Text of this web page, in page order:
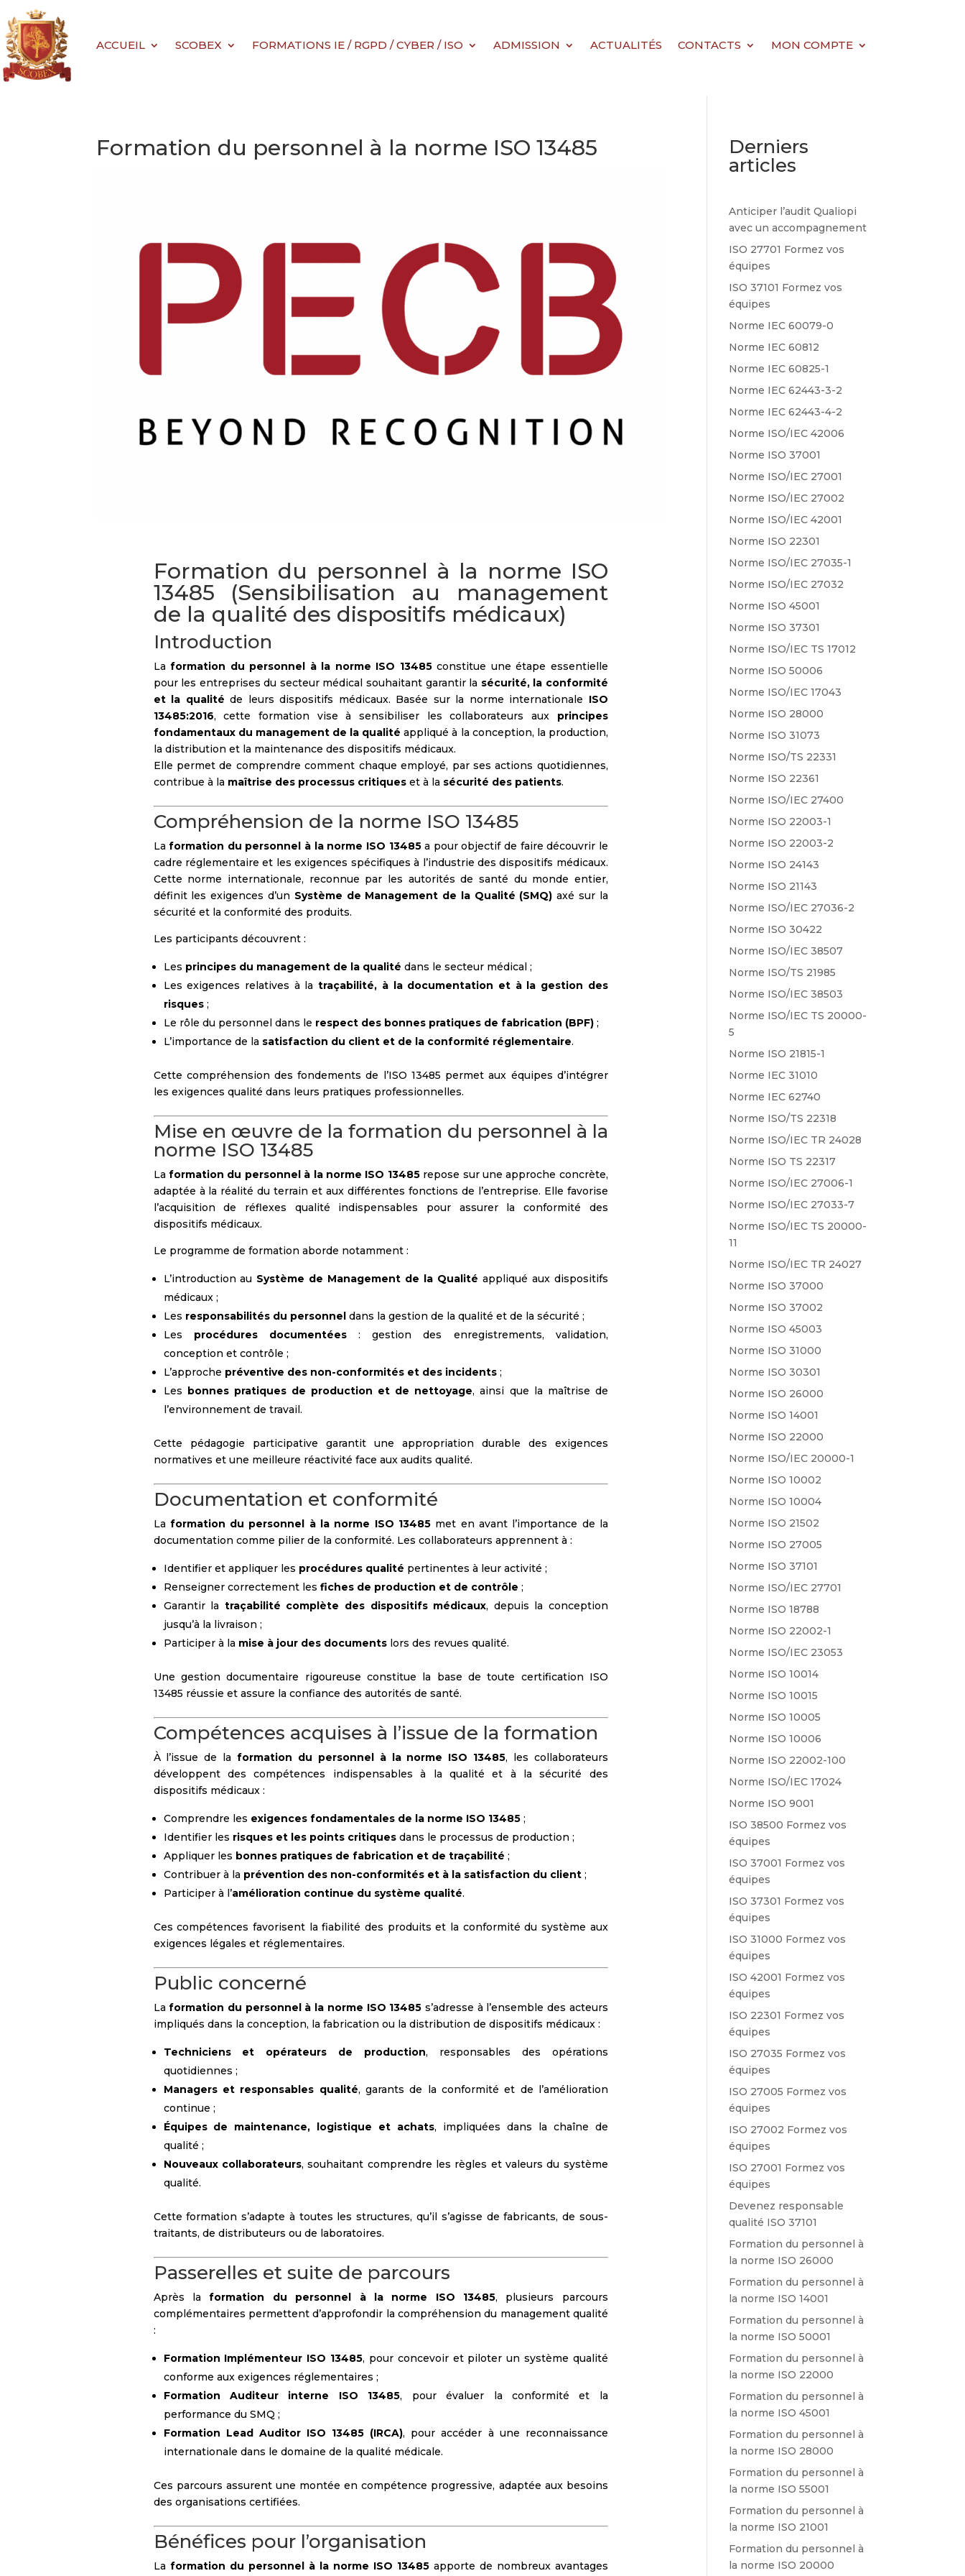
ACCUEIL SCOBEX FORMATIONS IE / RGPD / CYBER / ISO ADMISSION ACTUALITÉS CONTACTS MON COMPTE
Formation du personnel à la norme ISO 13485
Formation du personnel à la norme ISO
13485 (Sensibilisation au management
de la qualité des dispositifs médicaux)
Introduction
Laformation du personnel à la norme ISO 13485constitue une étape essentielle
pour les entreprises du secteur médical souhaitant garantir la sécurité, la conformité
et la qualité de leurs dispositifs médicaux. Basée sur la norme internationale ISO
13485:2016, cette formation vise à sensibiliser les collaborateurs aux principes
fondamentaux du management de la qualité appliqué à la conception, la production,
la distribution et la maintenance des dispositifs médicaux.
Elle permet de comprendre comment chaque employé, par ses actions quotidiennes,
contribue à la maîtrise des processus critiqueset à la sécurité des patients.
Compréhension de la norme ISO 13485
Laformation du personnel à la norme ISO 13485a pour objectif de faire découvrir le
cadre réglementaire et les exigences spécifiques à l’industrie des dispositifs médicaux.
Cette norme internationale, reconnue par les autorités de santé du monde entier,
définit les exigences d’un Système de Management de la Qualité (SMQ) axé sur la
sécurité et la conformité des produits.
Les participants découvrent :
Les principes du management de la qualité dans le secteur médical ;
Les exigences relatives à latraçabilité, à la documentation et à la gestion des
risques;
Le rôle du personnel dans le respect des bonnes pratiques de fabrication (BPF);
L’importance de la satisfaction du client et de la conformité réglementaire.
Cette compréhension des fondements de l’ISO 13485 permet aux équipes d’intégrer
les exigences qualité dans leurs pratiques professionnelles.
Mise en œuvre de la formation du personnel à la
norme ISO 13485
La formation du personnel à la norme ISO 13485repose sur une approche concrète,
adaptée à la réalité du terrain et aux différentes fonctions de l’entreprise. Elle favorise
l’acquisition de réflexes qualité indispensables pour assurer la conformité des
dispositifs médicaux.
Le programme de formation aborde notamment :
L’introduction au Système de Management de la Qualité appliqué aux dispositifs
médicaux ;
Les responsabilités du personnel dans la gestion de la qualité et de la sécurité ;
Les procédures documentées: gestion des enregistrements, validation,
conception et contrôle ;
L’approche préventive des non-conformités et des incidents;
Les
bonnes pratiques de production et de nettoyage, ainsi que la maîtrise de
l’environnement de travail.
Cette pédagogie participative garantit une appropriation durable des exigences
normatives et une meilleure réactivité face aux audits qualité.
Documentation et conformité
La formation du personnel à la norme ISO 13485 met en avant l’importance de la
documentation comme pilier de la conformité. Les collaborateurs apprennent à :
Identifier et appliquer les procédures qualité pertinentes à leur activité ;
Renseigner correctement les fiches de production et de contrôle ;
Garantir la traçabilité complète des dispositifs médicaux, depuis la conception
jusqu’à la livraison ;
Participer à la mise à jour des documentslors des revues qualité.
Une gestion documentaire rigoureuse constitue la base de toute certification ISO
13485 réussie et assure la confiance des autorités de santé.
Compétences acquises à l’issue de la formation
À l’issue de laformation du personnel à la norme ISO 13485, les collaborateurs
développent des compétences indispensables à la qualité et à la sécurité des
dispositifs médicaux :
Comprendre les exigences fondamentales de la norme ISO 13485;
Identifier les risques et les points critiquesdans le processus de production ;
Appliquer les bonnes pratiques de fabrication et de traçabilité ;
Contribuer à la prévention des non-conformités et à la satisfaction du client;
Participer à l’amélioration continue du système qualité.
Ces compétences favorisent la fiabilité des produits et la conformité du système aux
exigences légales et réglementaires.
Public concerné
Laformation du personnel à la norme ISO 13485 s’adresse à l’ensemble des acteurs
impliqués dans la conception, la fabrication ou la distribution de dispositifs médicaux :
Techniciens et opérateurs de production, responsables des opérations
quotidiennes ;
Managers et responsables qualité, garants de la conformité et de l’amélioration
continue ;
Équipes de maintenance, logistique et achats, impliquées dans la chaîne de
qualité ;
Nouveaux collaborateurs, souhaitant comprendre les règles et valeurs du système
qualité.
Cette formation s’adapte à toutes les structures, qu’il s’agisse de fabricants, de sous-
traitants, de distributeurs ou de laboratoires.
Passerelles et suite de parcours
Après laformation du personnel à la norme ISO 13485, plusieurs parcours
complémentaires permettent d’approfondir la compréhension du management qualité
:
Formation Implémenteur ISO 13485, pour concevoir et piloter un système qualité
conforme aux exigences réglementaires ;
Formation Auditeur interne ISO 13485, pour évaluer la conformité et la
performance du SMQ ;
Formation Lead Auditor ISO 13485 (IRCA), pour accéder à une reconnaissance
internationale dans le domaine de la qualité médicale.
Ces parcours assurent une montée en compétence progressive, adaptée aux besoins
des organisations certifiées.
Bénéfices pour l’organisation
La formation du personnel à la norme ISO 13485apporte de nombreux avantages
Derniers
articles
Anticiper l’audit Qualiopi
avec un accompagnement
ISO 27701 Formez vos
équipes
ISO 37101 Formez vos
équipes
Norme IEC 60079-0
Norme IEC 60812
Norme IEC 60825-1
Norme IEC 62443-3-2
Norme IEC 62443-4-2
Norme ISO/IEC 42006
Norme ISO 37001
Norme ISO/IEC 27001
Norme ISO/IEC 27002
Norme ISO/IEC 42001
Norme ISO 22301
Norme ISO/IEC 27035-1
Norme ISO/IEC 27032
Norme ISO 45001
Norme ISO 37301
Norme ISO/IEC TS 17012
Norme ISO 50006
Norme ISO/IEC 17043
Norme ISO 28000
Norme ISO 31073
Norme ISO/TS 22331
Norme ISO 22361
Norme ISO/IEC 27400
Norme ISO 22003-1
Norme ISO 22003-2
Norme ISO 24143
Norme ISO 21143
Norme ISO/IEC 27036-2
Norme ISO 30422
Norme ISO/IEC 38507
Norme ISO/TS 21985
Norme ISO/IEC 38503
Norme ISO/IEC TS 20000-
5
Norme ISO 21815-1
Norme IEC 31010
Norme IEC 62740
Norme ISO/TS 22318
Norme ISO/IEC TR 24028
Norme ISO TS 22317
Norme ISO/IEC 27006-1
Norme ISO/IEC 27033-7
Norme ISO/IEC TS 20000-
11
Norme ISO/IEC TR 24027
Norme ISO 37000
Norme ISO 37002
Norme ISO 45003
Norme ISO 31000
Norme ISO 30301
Norme ISO 26000
Norme ISO 14001
Norme ISO 22000
Norme ISO/IEC 20000-1
Norme ISO 10002
Norme ISO 10004
Norme ISO 21502
Norme ISO 27005
Norme ISO 37101
Norme ISO/IEC 27701
Norme ISO 18788
Norme ISO 22002-1
Norme ISO/IEC 23053
Norme ISO 10014
Norme ISO 10015
Norme ISO 10005
Norme ISO 10006
Norme ISO 22002-100
Norme ISO/IEC 17024
Norme ISO 9001
ISO 38500 Formez vos
équipes
ISO 37001 Formez vos
équipes
ISO 37301 Formez vos
équipes
ISO 31000 Formez vos
équipes
ISO 42001 Formez vos
équipes
ISO 22301 Formez vos
équipes
ISO 27035 Formez vos
équipes
ISO 27005 Formez vos
équipes
ISO 27002 Formez vos
équipes
ISO 27001 Formez vos
équipes
Devenez responsable
qualité ISO 37101
Formation du personnel à
la norme ISO 26000
Formation du personnel à
la norme ISO 14001
Formation du personnel à
la norme ISO 50001
Formation du personnel à
la norme ISO 22000
Formation du personnel à
la norme ISO 45001
Formation du personnel à
la norme ISO 28000
Formation du personnel à
la norme ISO 55001
Formation du personnel à
la norme ISO 21001
Formation du personnel à
la norme ISO 20000